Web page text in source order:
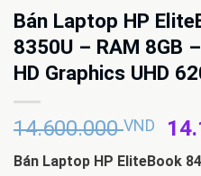
Bán Laptop HP
8350U – RAM 8GB
HD Graphics UHD
14.600.000VND
Giá
gốc
là:
Bán Laptop HP EliteBook